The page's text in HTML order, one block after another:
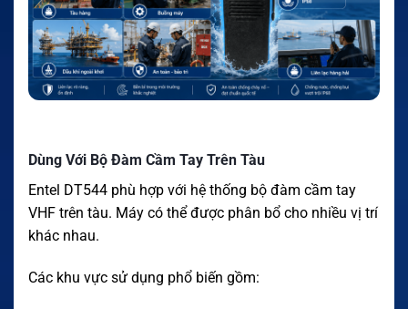
Dùng Với Bộ Đàm Cầm Tay Trên Tàu
Entel DT544 phù hợp với hệ thống bộ đàm cầm tay
VHF trên tàu. Máy có thể được phân bổ cho nhiều vị trí
khác nhau.
Các khu vực sử dụng phổ biến gồm: